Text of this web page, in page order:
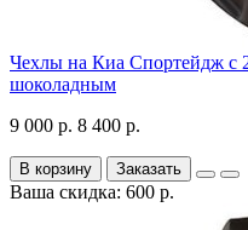
Чехлы на Киа Спортейдж с
шоколадным
9 000 р. 8 400 р.
В корзину Заказать
Ваша скидка: 600 р.